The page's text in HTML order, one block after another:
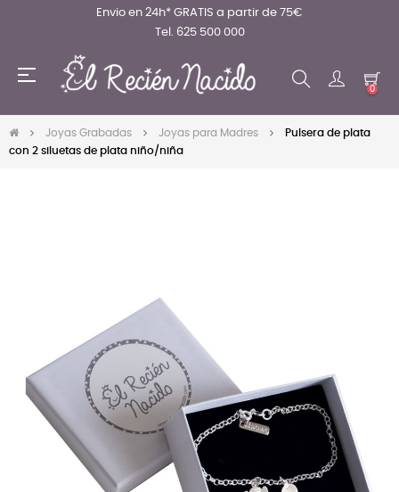
Envio en 24h* GRATIS a partir de 75€
Tel. 625 500 000
Navegación
☰
0
Joyas Grabadas Joyas para Madres
Pulsera de plata
con 2 siluetas de plata niño/niña